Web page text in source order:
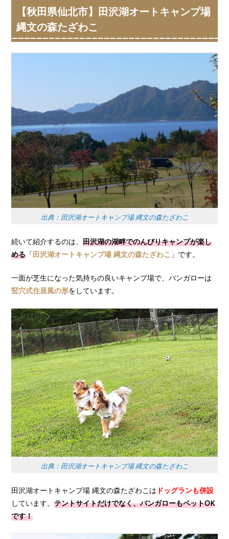
【秋田県仙北市】田沢湖オートキャンプ場
縄文の森たざわこ
出典：田沢湖オートキャンプ場 縄文の森たざわこ
続いて紹介するのは、田沢湖の湖畔でのんびりキャンプが楽し
める 「田沢湖オートキャンプ場 縄文の森たざわこ 」です。
一面が芝生になった気持ちの良いキャンプ場で、バンガローは
竪穴式住居風の形をしています。
出典：田沢湖オートキャンプ場 縄文の森たざわこ
田沢湖オートキャンプ場 縄文の森たざわこは ドッグランも併設
しています。テントサイトだけでなく、バンガローもペットOK
です！